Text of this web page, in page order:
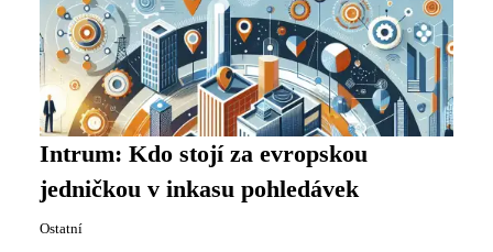
Intrum: Kdo stojí za evropskou
jedničkou v inkasu pohledávek
Ostatní